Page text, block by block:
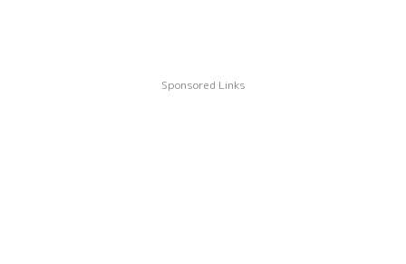
Sponsored Links